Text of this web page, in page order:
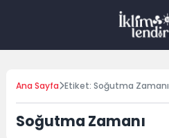
Ana Sayfa Etiket: Soğutma Zamanı
Soğutma Zamanı